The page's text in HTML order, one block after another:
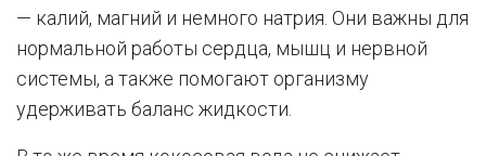
— калий, магний и немного натрия. Они важны для
нормальной работы сердца, мышц и нервной
системы, а также помогают организму
удерживать баланс жидкости.